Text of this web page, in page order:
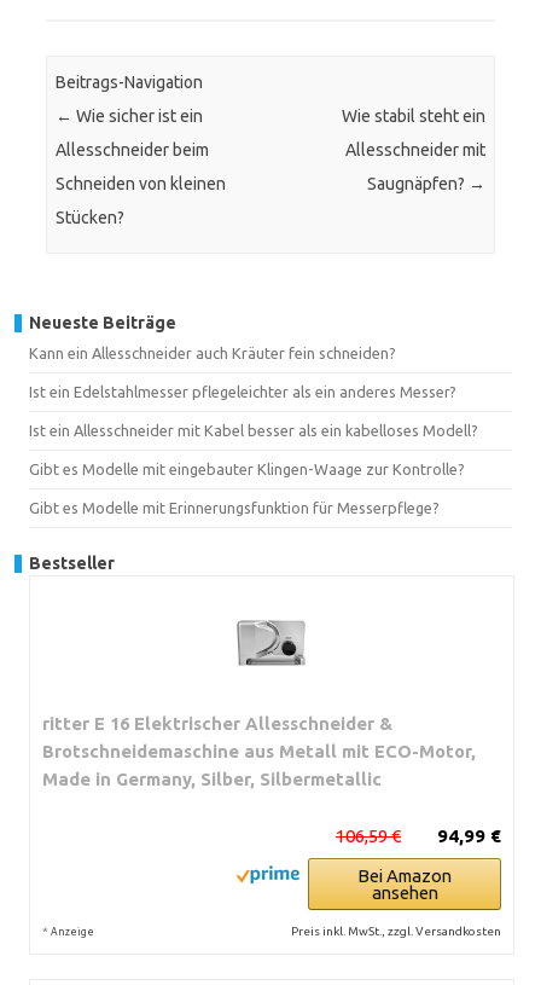
Beitrags-Navigation
← Wie sicher ist ein
Allesschneider beim
Schneiden von kleinen
Stücken?
Wie stabil steht ein
Allesschneider mit
Saugnäpfen? →
Neueste Beiträge
Kann ein Allesschneider auch Kräuter fein schneiden?
Ist ein Edelstahlmesser pflegeleichter als ein anderes Messer?
Ist ein Allesschneider mit Kabel besser als ein kabelloses Modell?
Gibt es Modelle mit eingebauter Klingen-Waage zur Kontrolle?
Gibt es Modelle mit Erinnerungsfunktion für Messerpflege?
Bestseller
ritter E 16 Elektrischer Allesschneider &
Brotschneidemaschine aus Metall mit ECO-Motor,
Made in Germany, Silber, Silbermetallic
94,99 €
106,59 €
Bei Amazon
ansehen
* Anzeige Preis inkl. MwSt., zzgl. Versandkosten